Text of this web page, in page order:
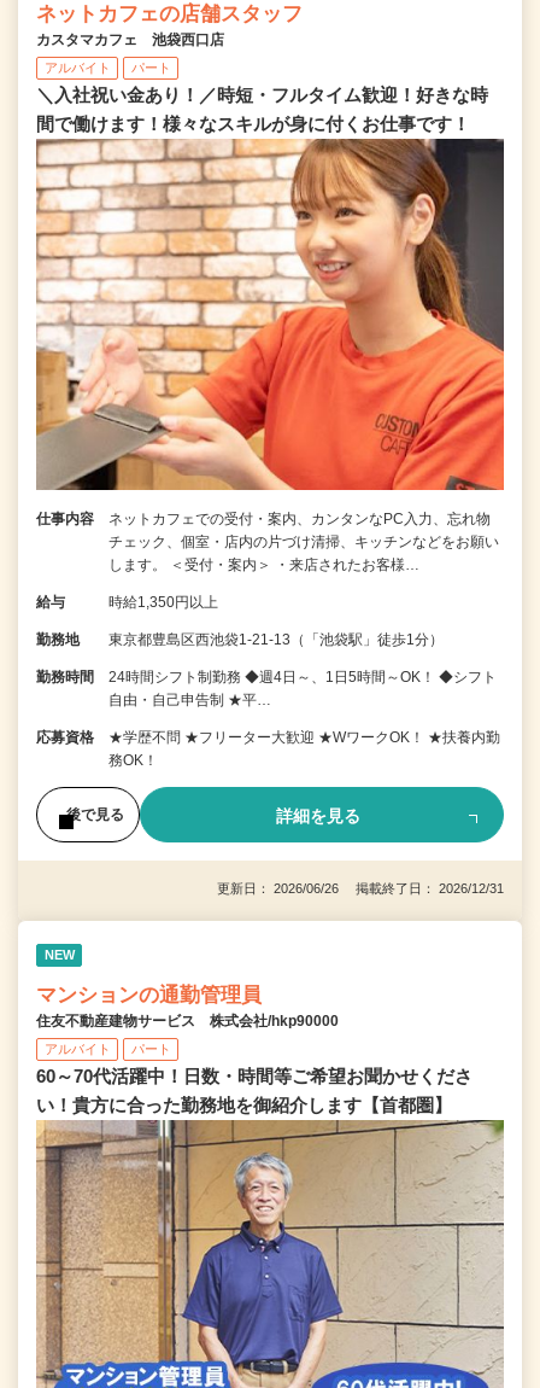
ネットカフェの店舗スタッフ
カスタマカフェ 池袋西口店
アルバイト パート
＼入社祝い金あり！／時短・フルタイム歓迎！好きな時
間で働けます！様々なスキルが身に付くお仕事です！
仕事内容
ネットカフェでの受付・案内、カンタンなPC入力、忘れ物
チェック、個室・店内の片づけ清掃、キッチンなどをお願い
します。 ＜受付・案内＞ ・来店されたお客様…
給与 時給1,350円以上
勤務地 東京都豊島区西池袋1-21-13（「池袋駅」徒歩1分）
勤務時間
24時間シフト制勤務 ◆週4日～、1日5時間～OK！ ◆シフト
自由・自己申告制 ★平…
応募資格
★学歴不問 ★フリーター大歓迎 ★WワークOK！ ★扶養内勤
務OK！
後で見る 詳細を見る
更新日： 2026/06/26 掲載終了日： 2026/12/31
NEW
マンションの通勤管理員
住友不動産建物サービス 株式会社/hkp90000
アルバイト パート
60～70代活躍中！日数・時間等ご希望お聞かせくださ
い！貴方に合った勤務地を御紹介します【首都圏】